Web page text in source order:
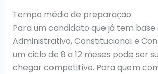
Tempo médio de preparação
Para um candidato que já tem
Administrativo, Constitucional e
um ciclo de 8 a 12 meses pode ser
chegar competitivo. Para quem